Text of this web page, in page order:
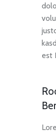
est